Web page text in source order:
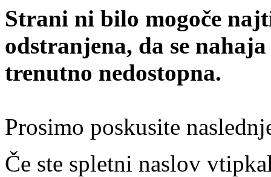
Strani ni bilo mogoče
odstranjena, da se
trenutno nedostopna.
Prosimo poskusite
Če ste spletni naslov